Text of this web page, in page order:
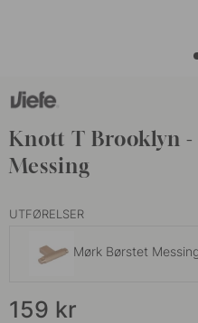
Knott T Brooklyn
Messing
UTFØRELSER
Mørk Børstet
Børstet Bronse
159 kr